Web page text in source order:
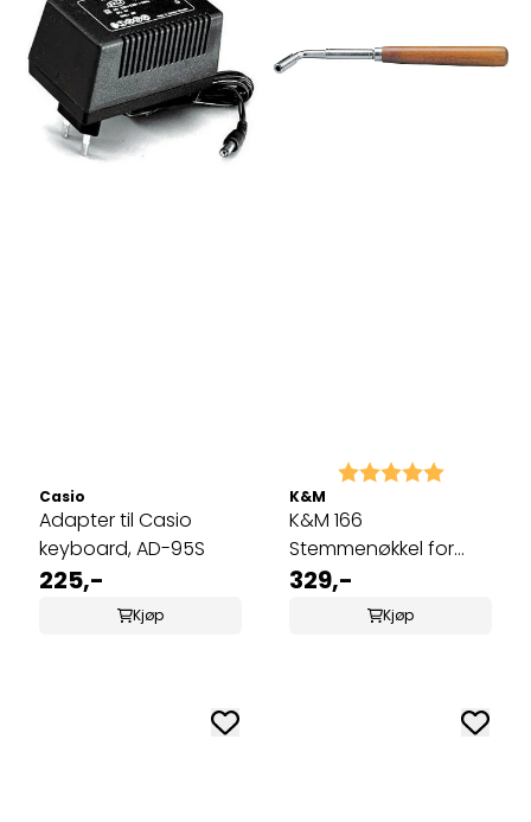
Casio
Adapter til Casio
keyboard, AD-95S
225,-
Kjøp
Karakter: 5.0 av 5
K&M
K&M 166
Stemmenøkkel for
piano
329,-
Kjøp